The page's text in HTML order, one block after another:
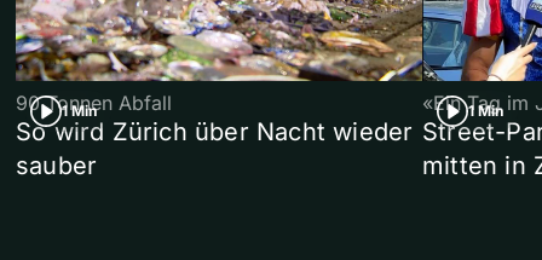
1 Min
90 Tonnen Abfall
So wird Zürich über Nacht wieder
sauber
1 Min
«Ein Tag im
Street-
mitten in